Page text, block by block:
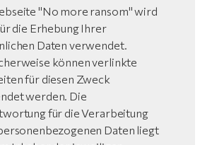
"No more ransom" wird
die Erhebung Ihrer
Daten verwendet.
können verlinkte
für diesen Zweck
werden. Die
für die Verarbeitung
Daten liegt